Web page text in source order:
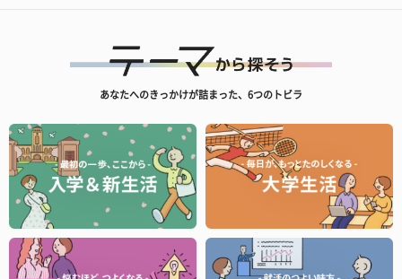
あなたへのきっかけが詰まった、6つのトビラ